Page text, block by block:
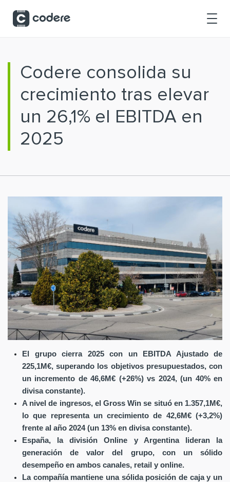
Codere consolida su
crecimiento tras elevar
un 26,1% el EBITDA en
2025
El grupo cierra 2025 con un EBITDA Ajustado de
225,1M€, superando los objetivos presupuestados, con
un incremento de 46,6M€ (+26%) vs 2024, (un 40% en
divisa constante).
A nivel de ingresos, el Gross Win se situó en 1.357,1M€,
lo que representa un crecimiento de 42,6M€ (+3,2%)
frente al año 2024 (un 13% en divisa constante).
España, la división Online y Argentina lideran la
generación de valor del grupo, con un sólido
desempeño en ambos canales, retail y online.
La compañía mantiene una sólida posición de caja y un